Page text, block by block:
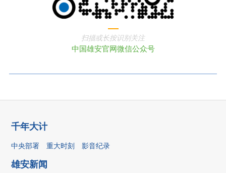
扫描或长按识别关注
中国雄安官网微信公众号
千年大计
中央部署 重大时刻 影音纪录
雄安新闻